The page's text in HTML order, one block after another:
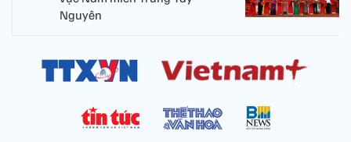
Nguyên